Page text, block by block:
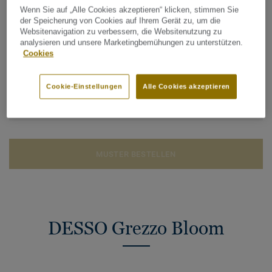
Qualität & Umwelt Zertifizierungen: ISO 14001
Polschichtdicke:3,5 mm
2
DESSO Grezzo Bloom
Wenn Sie auf „Alle Cookies akzeptieren“ klicken, stimmen Sie
der Speicherung von Cookies auf Ihrem Gerät zu, um die
Websitenavigation zu verbessern, die Websitenutzung zu
analysieren und unsere Marketingbemühungen zu unterstützen.
Cookies
Alle Cookies akzeptieren
Cookie-Einstellungen